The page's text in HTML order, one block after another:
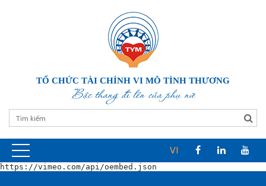
TỔ CHỨC TÀI CHÍNH VI MÔ TÌNH THƯƠNG
Bậc thang đi lên của phụ nữ
VI
https://vimeo.com/api/oembed.json